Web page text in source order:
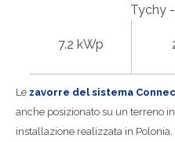
Tychy
7.2 kWp
Le zavorre del sistema
anche posizionato su un terreno
installazione realizzata in Polonia.